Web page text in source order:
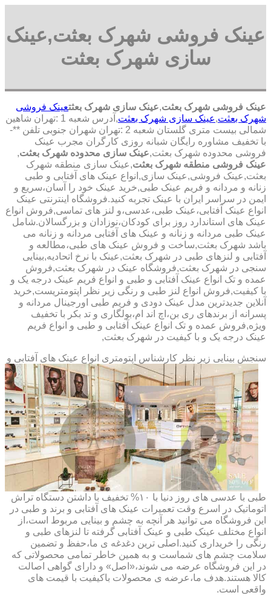
عینک فروشی شهرک بعثت,عینک
سازی شهرک بعثت
عینک فروشی شهرک بعثت,عینک سازی شهرک بعثتعینک فروشی
شهرک بعثت,عینک سازی شهرک بعثت
,آدرس شعبه 1 :تهران شاهین
شمالی بیست متری گلستان شعبه 2 :تهران شهران جنوبی تلفن **-
با تخفیف مشاوره رایگان شبانه روزی کارگران مجرب عینک
فروشی محدوده شهرک بعثت,عینک سازی محدوده شهرک بعثت,
عینک فروشی منطقه شهرک بعثت,عینک سازی منطقه شهرک
بعثت,عینک فروشی,عینک سازی,انواع عینک های آفتابی و طبی
زنانه و مردانه و فریم عینک طبی,خرید عینک خود را آسان،سریع و
ایمن در سراسر ایران با عینک تجربه کنید.فروشگاه اینترنتی عینک
انواع عینک آفتابی،عینک طبی،عدسی،و لنز های تماسی,فروش انواع
عینک های استاندارد روز برای کودکان،نوزادان و بزرگسالان.شامل
عینک طبی مردانه و زنانه و عینک های آفتابی مردانه و زنانه می
باشد شهرک بعثت,ساخت و فروش عینک های طبی،مطالعه و
آفتابی و لنزهای طبی در شهرک بعثت,عینک با نرخ اتحادیه,بینایی
سنجی در شهرک بعثت,فروشگاه عینک در شهرک بعثت,فروش
عمده و تک انواع عینک آفتابی و طبی و انواع فریم عینک درجه یک و
با کیفیت,فروش انواع لنز طبی و رنگی زیر نظر اپتومتریست,خرید
آنلاین جدیدترین مدل عینک دودی و فریم طبی اورجینال مردانه و
پسرانه از برندهای ری بن،اچ اند ام،بولگاری و تد بکر با تخفیف
ویژه,فروش عمده و تک انواع عینک آفتابی و طبی و انواع فریم
عینک درجه یک و با کیفیت در شهرک بعثت,
سنجش بینایی زیر نظر کارشناس اپتومتری انواع عینک های آفتابی و
طبی با عدسی های روز دنیا با ۱۰% تخفیف با داشتن دستگاه تراش
اتوماتیک در اسرع وقت تعمیرات عینک های آفتابی و برند و طبی در
این فروشگاه می توانید هر آنچه به چشم و بینایی مربوط است،از
انواع مختلف عینک طبی و عینک آفتابی گرفته تا لنزهای طبی و
رنگی را خریداری کنید.اصلی ترین دغدغه ی ما،حفظ و تضمین
سلامت چشم های شماست و به همین خاطر تمامی محصولاتی که
در این فروشگاه عرضه می شوند،«اصل» و دارای گواهی اصالت
کالا هستند.هدف ما،عرضه ی محصولات باکیفیت با قیمت های
واقعی است.